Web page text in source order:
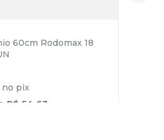
60cm Rodomax 18
no pix
R$ 54 63